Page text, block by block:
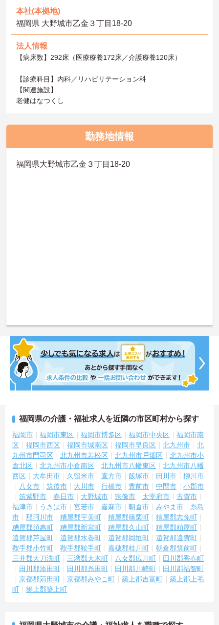
本社(本拠地)
福岡県 大野城市乙金３丁目18-20
法人情報
【病床数】292床（医療療養172床／介護療養120床）
【診療科目】内科／リハビリテーション科
【関連施設】
老健はなつくし
勤務地情報
福岡県大野城市乙金３丁目18-20
福岡県の介護・福祉求人を近隣の市区町村から探す
福岡市 福岡市東区 福岡市博多区 福岡市中央区
福岡市南
区
福岡市西区 福岡市城南区 福岡市早良区 北九州市
北
九州市門司区
北九州市若松区 北九州市戸畑区
北九州市小
倉北区
北九州市小倉南区 北九州市八幡東区
北九州市八幡
西区
大牟田市 久留米市 直方市 飯塚市 田川市
柳川市
八女市
筑後市 大川市 行橋市 豊前市 中間市
小郡市
筑紫野市
春日市 大野城市 宗像市 太宰府市
古賀市
福津市
うきは市 宮若市 嘉麻市 朝倉市 みやま市
糸島
市
那珂川市 糟屋郡宇美町 糟屋郡篠栗町
糟屋郡志免町
糟屋郡須惠町
糟屋郡新宮町 糟屋郡久山町
糟屋郡粕屋町
遠賀郡芦屋町
遠賀郡水巻町 遠賀郡岡垣町
遠賀郡遠賀町
鞍手郡小竹町
鞍手郡鞍手町 嘉穂郡桂川町
朝倉郡筑前町
三井郡大刀洗町
三潴郡大木町 八女郡広川町
田川郡香春町
田川郡添田町
田川郡糸田町 田川郡川崎町
田川郡福智町
京都郡苅田町
京都郡みやこ町 築上郡吉富町
築上郡上毛
町
築上郡築上町